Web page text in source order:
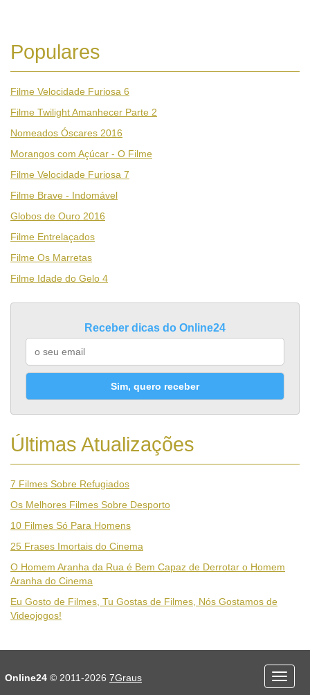
Populares
Filme Velocidade Furiosa 6
Filme Twilight Amanhecer Parte 2
Nomeados Óscares 2016
Morangos com Açúcar - O Filme
Filme Velocidade Furiosa 7
Filme Brave - Indomável
Globos de Ouro 2016
Filme Entrelaçados
Filme Os Marretas
Filme Idade do Gelo 4
Receber dicas do Online24
Sim, quero receber
Últimas Atualizações
7 Filmes Sobre Refugiados
Os Melhores Filmes Sobre Desporto
10 Filmes Só Para Homens
25 Frases Imortais do Cinema
O Homem Aranha da Rua é Bem Capaz de Derrotar o Homem
Aranha do Cinema
Eu Gosto de Filmes, Tu Gostas de Filmes, Nós Gostamos de
Videojogos!
Educação
Online24 © 2011-2026 7Graus
Menu
mobile